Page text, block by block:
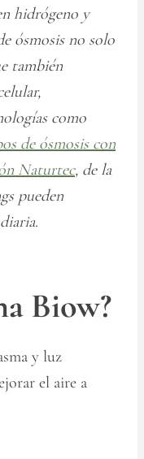
hidrógeno y
ósmosis no solo
también
como
de ósmosis con
Naturtec, de la
pueden
Biow?
y luz
el aire a